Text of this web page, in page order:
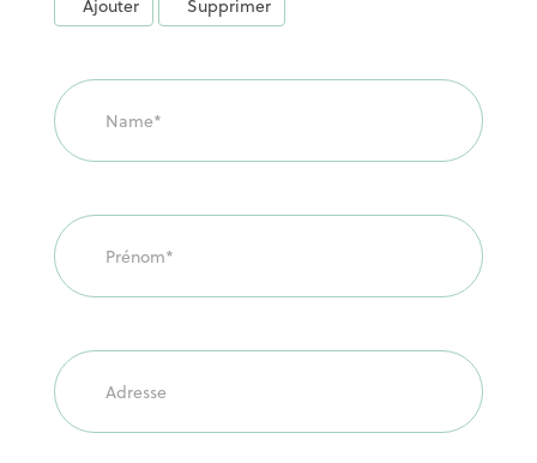
Ajouter Supprimer